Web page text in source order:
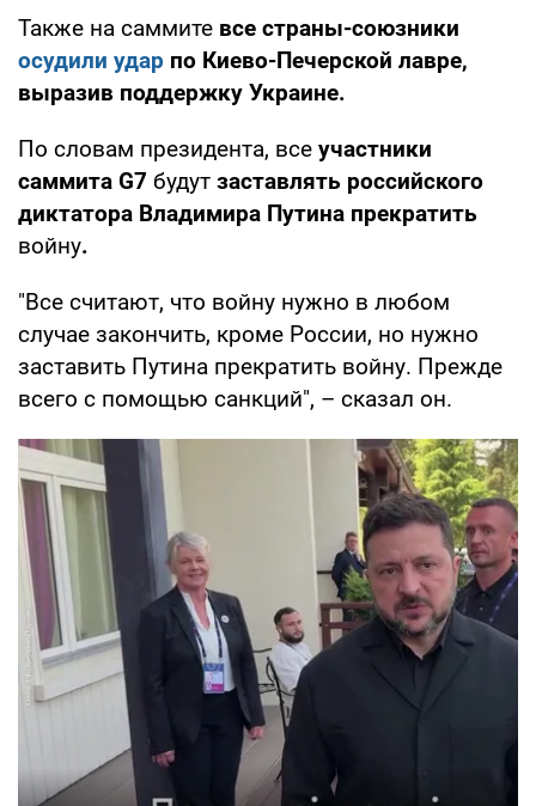
Также на саммите все страны-союзники
осудили удар по Киево-Печерской лавре,
выразив поддержку Украине.
По словам президента, все участники
саммита G7 будут заставлять российского
диктатора Владимира Путина прекратить
войну.
"Все считают, что войну нужно в любом
случае закончить, кроме России, но нужно
заставить Путина прекратить войну. Прежде
всего с помощью санкций", – сказал он.